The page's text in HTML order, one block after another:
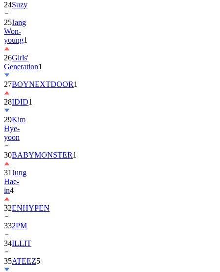
24Suzy
25Jang
Won-
young1
26Girls'
Generation1
27BOYNEXTDOOR1
28IDID1
29Kim
Hye-
yoon
30BABYMONSTER1
31Jung
Hae-
in4
32ENHYPEN
332PM
34ILLIT
35ATEEZ5